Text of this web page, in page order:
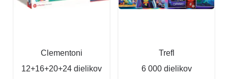
Clementoni
12+16+20+24 dielikov
Trefl
6 000 dielikov